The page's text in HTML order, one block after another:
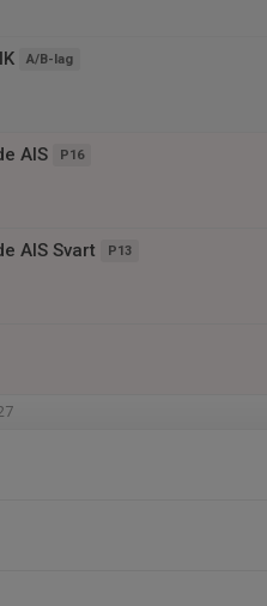
A/B-lag
AIS P16
AIS Svart P13